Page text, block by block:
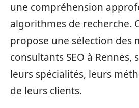
une compréhension
algorithmes de recherche.
propose une sélection des
consultants SEO à Rennes,
leurs spécialités, leurs
de leurs clients.